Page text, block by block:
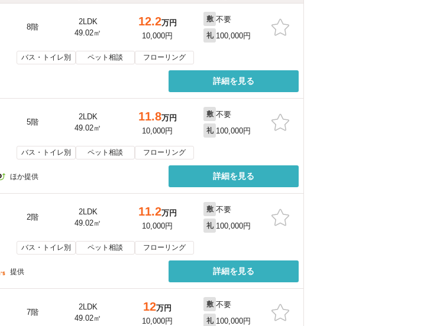
8階
2LDK
49.02㎡
12.2万円
10,000円
敷 不要
礼 100,000円
バス・トイレ別 ペット相談 フローリング
詳細を見る
5階
2LDK
49.02㎡
11.8万円
10,000円
敷 不要
礼 100,000円
バス・トイレ別 ペット相談 フローリング
ほか提供 詳細を見る
2階
2LDK
49.02㎡
11.2万円
10,000円
敷 不要
礼 100,000円
バス・トイレ別 ペット相談 フローリング
提供 詳細を見る
7階
2LDK
49.02㎡
12万円
10,000円
敷 不要
礼 100,000円